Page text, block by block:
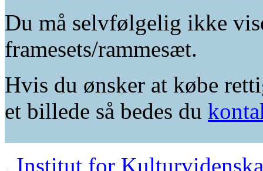
Du må selvfølgelig ikke
framesets/rammesæt.
Hvis du ønsker at købe
et billede så bedes du
, Institut for